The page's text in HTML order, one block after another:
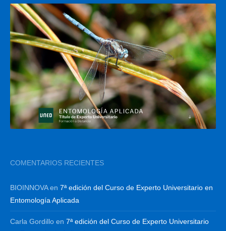
COMENTARIOS RECIENTES
BIOINNOVAen 7ª edición del Curso de Experto Universitario en
Entomología Aplicada
Carla Gordillo en 7ª edición del Curso de Experto Universitario